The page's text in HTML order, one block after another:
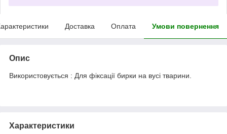
Доставка Оплата Умови повернення
Опис
Використовується : Для фіксації бирки на вусі тварини.
Характеристики